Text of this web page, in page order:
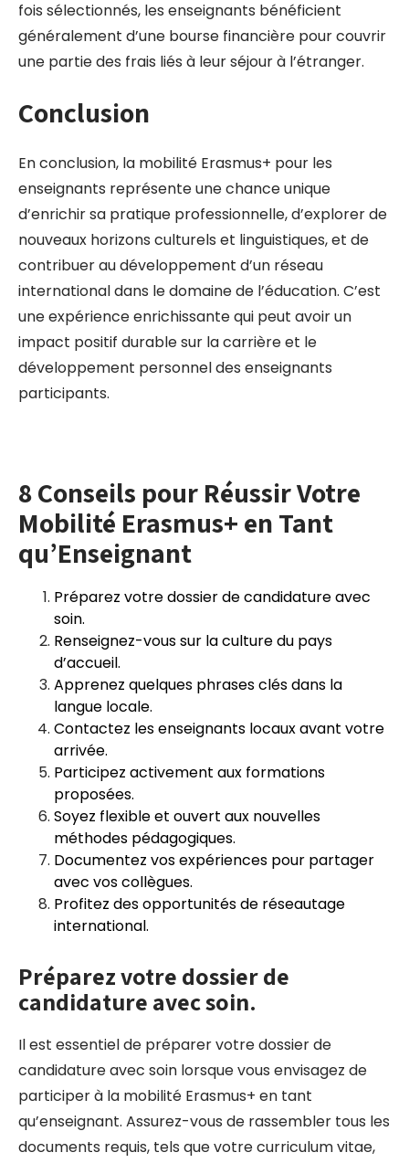
fois sélectionnés, les enseignants bénéficient
généralement d’une bourse financière pour couvrir
une partie des frais liés à leur séjour à l’étranger.
Conclusion
En conclusion, la mobilité Erasmus+ pour les
enseignants représente une chance unique
d’enrichir sa pratique professionnelle, d’explorer de
nouveaux horizons culturels et linguistiques, et de
contribuer au développement d’un réseau
international dans le domaine de l’éducation. C’est
une expérience enrichissante qui peut avoir un
impact positif durable sur la carrière et le
développement personnel des enseignants
participants.
8 Conseils pour Réussir Votre
Mobilité Erasmus+ en Tant
qu’Enseignant
Préparez votre dossier de candidature avec
soin.
Renseignez-vous sur la culture du pays
d’accueil.
Apprenez quelques phrases clés dans la
langue locale.
Contactez les enseignants locaux avant votre
arrivée.
Participez activement aux formations
proposées.
Soyez flexible et ouvert aux nouvelles
méthodes pédagogiques.
Documentez vos expériences pour partager
avec vos collègues.
Profitez des opportunités de réseautage
international.
Préparez votre dossier de
candidature avec soin.
Il est essentiel de préparer votre dossier de
candidature avec soin lorsque vous envisagez de
participer à la mobilité Erasmus+ en tant
qu’enseignant. Assurez-vous de rassembler tous les
documents requis, tels que votre curriculum vitae,